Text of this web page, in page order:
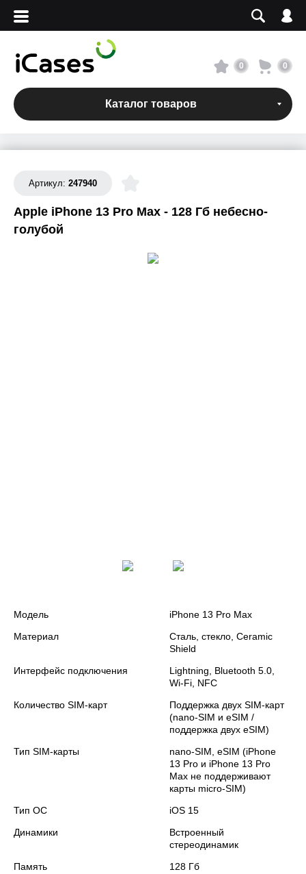
Вход
Сервисный центр
О магазине
Вакансии
0 0
Каталог товаров
Артикул: 247940
Apple iPhone 13 Pro Max - 128 Гб небесно-
голубой
Модель
iPhone 13 Pro Max
Материал
Сталь, стекло, Ceramic
Shield
Интерфейс подключения
Lightning, Bluetooth 5.0,
Wi-Fi, NFC
Количество SIM-карт
Поддержка двух SIM‑карт
(nano‑SIM и eSIM /
поддержка двух eSIM)
Тип SIM-карты
nano‑SIM, eSIM (iPhone
13 Pro и iPhone 13 Pro
Max не поддерживают
карты micro‑SIM)
Тип ОС
iOS 15
Динамики
Встроенный
стереодинамик
Память
128 Гб